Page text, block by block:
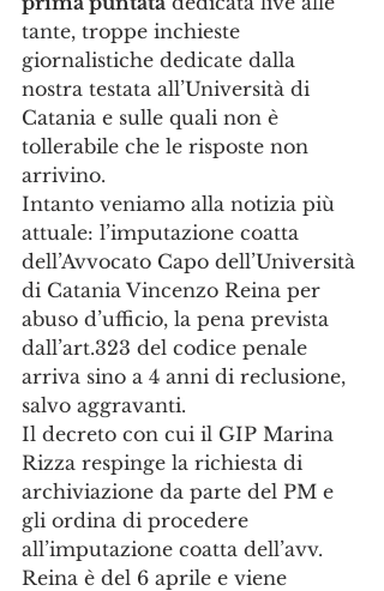
tante, troppe inchieste
giornalistiche dedicate dalla
nostra testata all’Università di
Catania e sulle quali non è
tollerabile che le risposte non
arrivino.
Intanto veniamo alla notizia più
attuale: l’imputazione coatta
dell’Avvocato Capo dell’Università
di Catania Vincenzo Reina per
abuso d’ufficio, la pena prevista
dall’art.323 del codice penale
arriva sino a 4 anni di reclusione,
salvo aggravanti.
Il decreto con cui il GIP Marina
Rizza respinge la richiesta di
archiviazione da parte del PM e
gli ordina di procedere
all’imputazione coatta dell’avv.
Reina è del 6 aprile e viene